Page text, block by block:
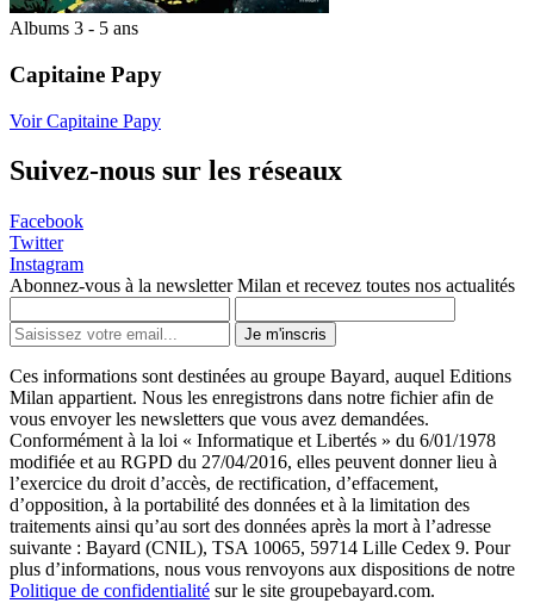
Albums 3 - 5 ans
Capitaine Papy
Voir Capitaine Papy
Suivez-nous sur les réseaux
Facebook
Twitter
Instagram
Abonnez-vous à la newsletter Milan et recevez toutes nos actualités
Je m'inscris
Ces informations sont destinées au groupe Bayard, auquel Editions
Milan appartient. Nous les enregistrons dans notre fichier afin de
vous envoyer les newsletters que vous avez demandées.
Conformément à la loi « Informatique et Libertés » du 6/01/1978
modifiée et au RGPD du 27/04/2016, elles peuvent donner lieu à
l’exercice du droit d’accès, de rectification, d’effacement,
d’opposition, à la portabilité des données et à la limitation des
traitements ainsi qu’au sort des données après la mort à l’adresse
suivante : Bayard (CNIL), TSA 10065, 59714 Lille Cedex 9. Pour
plus d’informations, nous vous renvoyons aux dispositions de notre
Politique de confidentialité sur le site groupebayard.com.